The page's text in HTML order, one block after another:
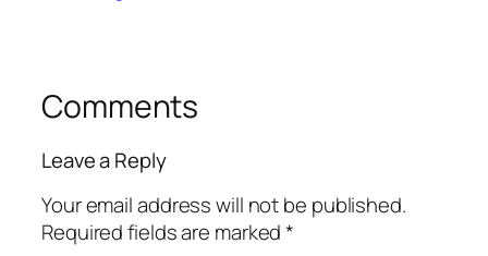
Comments
Leave a Reply
Your email address will not be published.
Required fields are marked*